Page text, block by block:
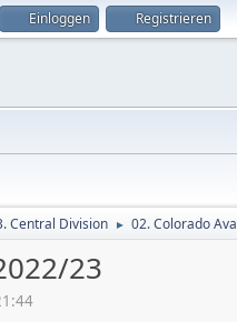
Einloggen Registrieren
Central Division ► 02. Colorado
23